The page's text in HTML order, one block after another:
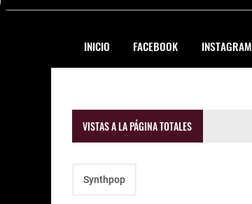
INICIO FACEBOOK INSTAGRAM
VISTAS A LA PÁGINA TOTALES
Synthpop